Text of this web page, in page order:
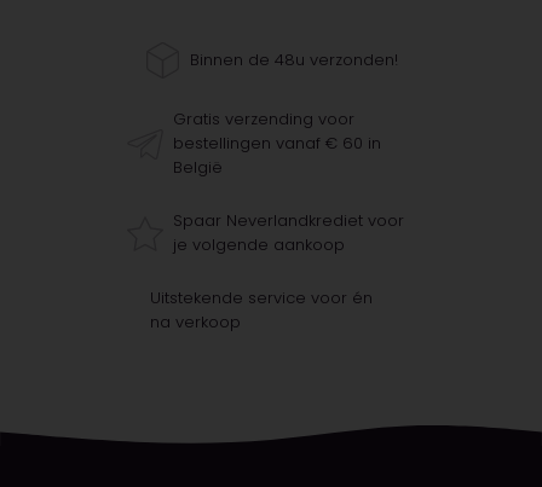
Binnen de 48u verzonden!
Gratis verzending voor
bestellingen vanaf € 60 in
België
Spaar Neverlandkrediet voor
je volgende aankoop
Uitstekende service voor én
na verkoop